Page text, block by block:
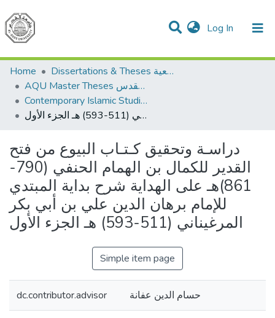
Log In (current)
Communities & Collections
All of DSpace
Home
Dissertations & Theses الرسائل الجامعية
AQU Master Theses الرسائل الجامعية الخاصة بجامعة القدس
Contemporary Islamic Studies الدراسات الإسلامية المعاصرة
دراسـة وتحقيق كـتـاب البيوع من فتح القدير للكمال بن الهمام الحنفي (790-861)هـ على الهداية شرح بداية المبتدي للإمام برهان الدين علي بن أبي بكر المرغيناني (511-593) هـ الجزء الأول
دراسـة وتحقيق كـتـاب البيوع من فتح
القدير للكمال بن الهمام الحنفي (790-
861)هـ على الهداية شرح بداية المبتدي
للإمام برهان الدين علي بن أبي بكر
المرغيناني (511-593) هـ الجزء الأول
Simple item page
dc.contributor.advisor حسام الدين عفانة